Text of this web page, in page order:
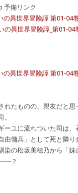
予備リンク
の異世界冒険譚 第01-04
の異世界冒険譚_第01-04
異世界冒険譚 第01-04
れたものの、親友だと
ーユに流れついた司は
傭兵」として死と隣り
染の松坂美穂乃から「
――？